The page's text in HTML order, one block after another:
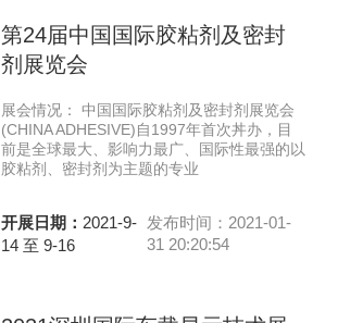
第24届中国国际胶粘剂及密封
剂展览会
展会情况： 中国国际胶粘剂及密封剂展览会
(CHINA ADHESIVE)自1997年首次丼办，目
前是全球最大、影响力最广、国际性最强的以
胶粘剂、密封剂为主题的专业
开展日期： 2021-9-
14 至 9-16
发布时间：2021-01-
31 20:20:54